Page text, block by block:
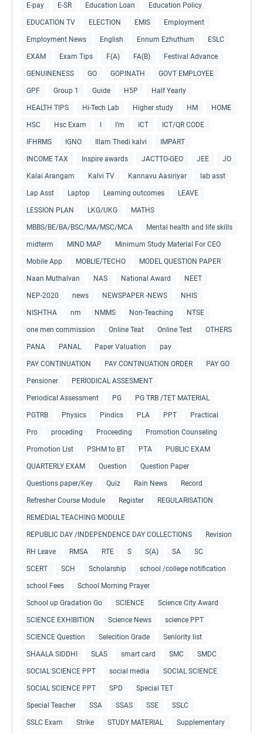
E-pay E-SR Education Loan Education Policy
EDUCATION TV ELECTION EMIS Employment
Employment News English Ennum Ezhuthum ESLC
EXAM Exam Tips F(A) FA(B) Festival Advance
GENUINENESS GO GOPINATH GOVT EMPLOYEE
GPF Group 1 Guide H5P Half Yearly
HEALTH TIPS Hi-Tech Lab Higher study HM HOME
HSC Hsc Exam I'm ICT ICT/QR CODE
IFHRMS IGNO Illam Thedi kalvi IMPART
INCOME TAX Inspire awards JACTTO-GEO JEE JO
Kalai Arangam Kalvi TV Kannavu Aasiriyar lab asst
Lap Asst Laptop Learning outcomes LEAVE
LESSION PLAN LKG/UKG MATHS
MBBS/BE/BA/BSC/MA/MSC/MCA Mental health and life skills
midterm MIND MAP Minimum Study Material For CEO
Mobile App MOBLIE/TECHO MODEL QUESTION PAPER
Naan Muthalvan NAS National Award NEET
NEP-2020 news NEWSPAPER -NEWS NHIS
NISHTHA nm NMMS Non-Teaching NTSE
one men commission Online Teat Online Test OTHERS
PANA PANAL Paper Valuation pay
PAY CONTINUATION PAY CONTINUATION ORDER PAY GO
Pensioner PERIODICAL ASSESMENT
Periodical Assessment PG PG TRB /TET MATERIAL
PGTRB Physics Pindics PLA PPT Practical
Pro proceding Proceeding Promotion Counseling
Promotion List PSHM to BT PTA PUBLIC EXAM
QUARTERLY EXAM Question Question Paper
Questions paper/Key Quiz Rain News Record
Refresher Course Module Register REGULARISATION
REMEDIAL TEACHING MODULE
REPUBLIC DAY /INDEPENDENCE DAY COLLECTIONS Revision
RH Leave RMSA RTE S S(A) SA SC
SCERT SCH Scholarship school /college notification
school Fees School Morning Prayer
School up Gradation Go SCIENCE Science City Award
SCIENCE EXHIBITION Science News science PPT
SCIENCE Question Selecition Grade Seniority list
SHAALA SIDDHI SLAS smart card SMC SMDC
SOCIAL SCIENCE PPT social media SOCIAL SCIENCE
SOCIAL SCIENCE PPT SPD Special TET
Special Teacher SSA SSAS SSE SSLC
SSLC Exam Strike STUDY MATERIAL Supplementary